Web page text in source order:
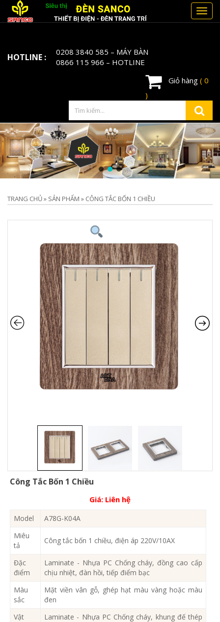
HOTLINE : 0208 3840 585 – MÁY BÀN
0866 115 966 – HOTLINE
Giỏ hàng ( 0
)
TRANG CHỦ» SẢN PHẨM » CÔNG TẮC BỐN 1 CHIỀU
Công Tắc Bốn 1 Chiều
Giá: Liên hệ
Model
A78G-K04A
Miêu
tả
Công tắc bốn 1 chiều, điện áp 220V/10AX
Đặc
điểm
Laminate - Nhựa PC Chống cháy, đồng cao cấp
chịu nhiệt, đàn hồi, tiếp điểm bạc
Màu
sắc
Mặt viền vân gỗ, ghép hạt màu vàng hoặc màu
đen
Vật
Laminate - Nhựa PC Chống cháy, khung đế thép